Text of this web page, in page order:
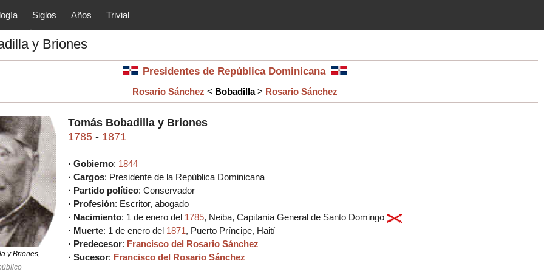
y principales acontecimientos (guerras, gobiernos,
arte, cultura, etc.) de la historia de la humanidad desde el
Siglos Años Trivial
y Briones
Presidentes de República Dominicana
Rosario Sánchez < Bobadilla > Rosario Sánchez
y Briones,
Tomás Bobadilla y Briones
1785 - 1871
· Gobierno: 1844
· Cargos: Presidente de la República Dominicana
· Partido político: Conservador
· Profesión: Escritor, abogado
· Nacimiento: 1 de enero del 1785, Neiba, Capitanía General de Santo Domingo
· Muerte: 1 de enero del 1871, Puerto Príncipe, Haití
· Predecesor: Francisco del Rosario Sánchez
· Sucesor: Francisco del Rosario Sánchez